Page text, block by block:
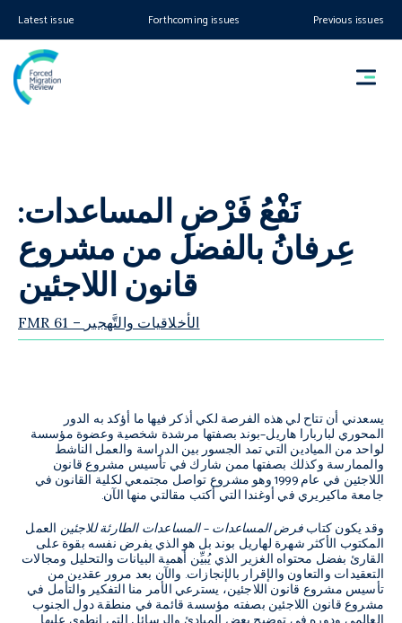
Latest issue Forthcoming issues Previous issues
نَفْعُ فَرْضِ المساعدات:
عِرفانُ بالفضل من مشروع
قانون اللاجئين
FMR 61 – الأخلاقيات والتَّهجير
يسعدني أن تتاح لي هذه الفرصة لكي أذكر فيها ما أؤكد به الدور
المحوري لباربارا هاريل–بوند بصفتها مرشدة شخصية وعضوة مؤسسة
لواحد من الميادين التي تمد الجسور بين الدراسة والعمل الناشط
والممارسة وكذلك بصفتها ممن شارك في تأسيس مشروع قانون
اللاجئين في عام1999وهو مشروع تواصل مجتمعي لكلية القانون في
جامعة ماكيريري في أوغندا التي أكتب مقالتي منها الآن.
وقد يكون كتابفرض المساعدات–المساعدات الطارئة للاجئين العمل
المكتوب الأكثر شهرة لهاريل بوند بل هو الذي يفرض نفسه بقوة على
القارئ بفضل محتواه الغزير الذي يُبيِّن أهمية البيانات والتحليل ومجالات
التعقيدات والتعاون والإقرار بالإنجازات. والآن بعد مرور عقدين من
تأسيس مشروع قانون اللاجئين، يسترعي الأمر منا التفكير والتأمل في
مشروع قانون اللاجئين بصفته مؤسسة قائمة في منطقة دول الجنوب